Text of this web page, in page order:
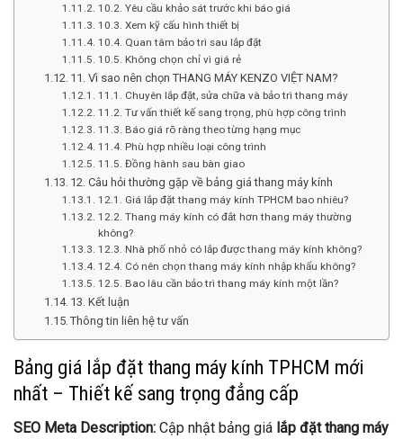
10.2. Yêu cầu khảo sát trước khi báo giá
10.3. Xem kỹ cấu hình thiết bị
10.4. Quan tâm bảo trì sau lắp đặt
10.5. Không chọn chỉ vì giá rẻ
11. Vì sao nên chọn THANG MÁY KENZO VIỆT NAM?
11.1. Chuyên lắp đặt, sửa chữa và bảo trì thang máy
11.2. Tư vấn thiết kế sang trọng, phù hợp công trình
11.3. Báo giá rõ ràng theo từng hạng mục
11.4. Phù hợp nhiều loại công trình
11.5. Đồng hành sau bàn giao
12. Câu hỏi thường gặp về bảng giá thang máy kính
12.1. Giá lắp đặt thang máy kính TPHCM bao nhiêu?
12.2. Thang máy kính có đắt hơn thang máy thường
không?
12.3. Nhà phố nhỏ có lắp được thang máy kính không?
12.4. Có nên chọn thang máy kính nhập khẩu không?
12.5. Bao lâu cần bảo trì thang máy kính một lần?
13. Kết luận
Thông tin liên hệ tư vấn
Bảng giá lắp đặt thang máy kính TPHCM mới
nhất – Thiết kế sang trọng đẳng cấp
SEO Meta Description: Cập nhật bảng giá lắp đặt thang máy